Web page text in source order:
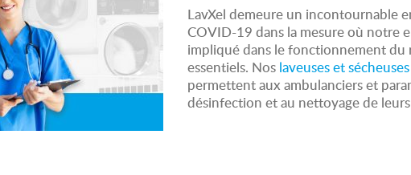
LavXel demeure un incontournable
COVID-19 dans la mesure où notre
impliqué dans le fonctionnement du
essentiels. Nos laveuses et
permettent aux ambulanciers et
désinfection et au nettoyage de